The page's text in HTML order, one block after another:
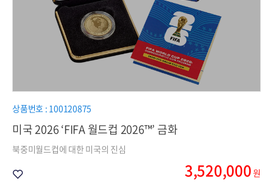
상품번호 : 100120875
미국 2026 ‘FIFA 월드컵 2026™’ 금화
북중미월드컵에 대한 미국의 진심
3,520,000원